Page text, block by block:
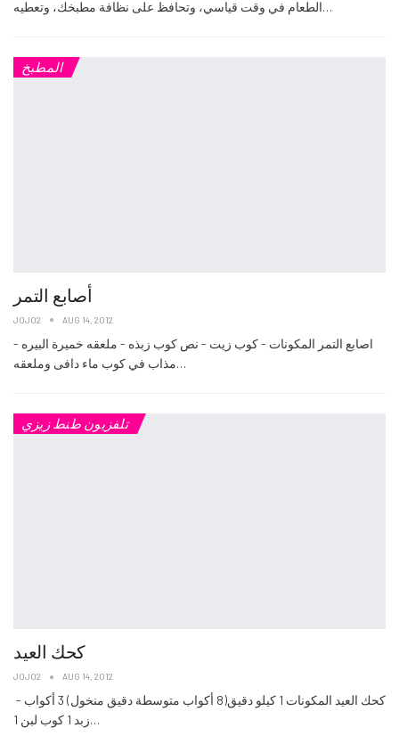
الطعام في وقت قياسي، وتحافظ على نظافة مطبخك، وتعطيه…
المطبخ
أصابع التمر
JOJO2 AUG 14, 2012
- اصابع التمر المكونات - كوب زيت - نص كوب زبذه - ملعقه خميرة البيره
مذاب في كوب ماء دافى وملعقه…
تلفزيون طنط زيزي
كحك العيد
JOJO2 AUG 14, 2012
- كحك العيد المكونات 1‏ كيلو دقيق‏(8‏ أكواب متوسطة دقيق منخول‏) 3‏ أكواب
زبد‏ 1‏ كوب لبن‏ 1‏…